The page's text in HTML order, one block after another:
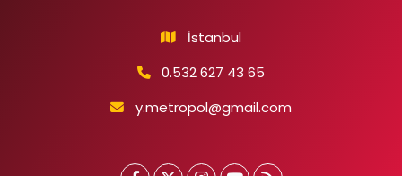
İstanbul
0.532 627 43 65
y.metropol@gmail.com